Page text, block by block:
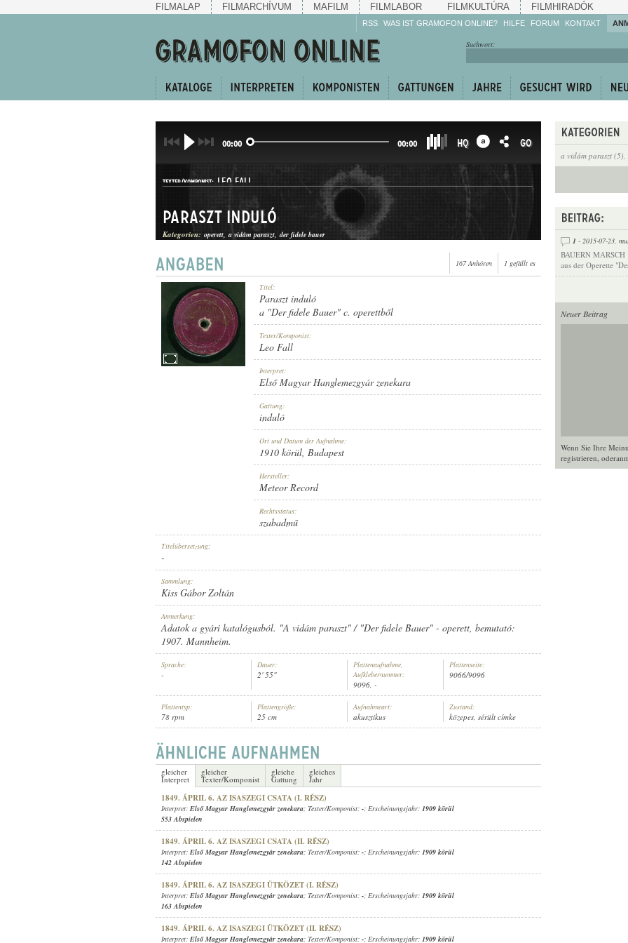
FILMALAP FILMARCHÍVUM MAFILM FILMLABOR FILMKULTÚRA FILMHIRADÓK
RSS WAS IST GRAMOFON ONLINE? HILFE
Machen Sie mit!
weiter!
FORUM KONTAKT
Suchwort:
a vidám paraszt (5),
1 - 2015-07-23,
BAUERN MARSCH
aus der Operette
Neuer Beitrag
Wenn Sie Ihre
registrieren, oder
00:00 00:00 HQ GO
INTERPRET: ELSŐ MAGYAR HANGLEMEZGYÁR ZENEKARA
TEXTER/KOMPONIST: LEO FALL
INDULÓ
1910 KÖRÜL
METEOR RECORD
9096
Paraszt induló
Kategorien: operett a vidám paraszt der fidele bauer
167 Anhören 1 gefällt es
Titel:
Paraszt induló
a "Der fidele Bauer" c. operettből
Texter/Komponist:
Leo Fall
Interpret:
Első Magyar Hanglemezgyár zenekara
Gattung:
induló
Ort und Datum der Aufnahme:
1910 körül, Budapest
Hersteller:
Meteor Record
Rechtsstatus:
szabadmű
Titelübersetzung:
-
Sammlung:
Kiss Gábor Zoltán
Anmerkung:
Adatok a gyári katalógusból. "A vidám paraszt" / "Der fidele Bauer" - operett, bemutató:
1907. Mannheim.
Sprache:
-
Dauer:
2' 55"
Plattenaufnahme,
Aufklebernummer:
9096, -
Plattenseite:
9066/9096
Plattentyp:
78 rpm
Plattengröße:
25 cm
Aufnahmeart:
akusztikus
Zustand:
közepes, sérült címke
gleicher
Interpret
gleicher
Texter/Komponist
gleiche
Gattung
gleiches
Jahr
1849. ÁPRIL 6. AZ ISASZEGI CSATA (I. RÉSZ)
Interpret: Első Magyar Hanglemezgyár zenekara; Texter/Komponist: -; Erscheinungsjahr: 1909 körül
553 Abspielen
1849. ÁPRIL 6. AZ ISASZEGI CSATA (II. RÉSZ)
Interpret: Első Magyar Hanglemezgyár zenekara; Texter/Komponist: -; Erscheinungsjahr: 1909 körül
142 Abspielen
1849. ÁPRIL 6. AZ ISASZEGI ÜTKÖZET (I. RÉSZ)
Interpret: Első Magyar Hanglemezgyár zenekara; Texter/Komponist: -; Erscheinungsjahr: 1909 körül
163 Abspielen
1849. ÁPRIL 6. AZ ISASZEGI ÜTKÖZET (II. RÉSZ)
Interpret: Első Magyar Hanglemezgyár zenekara; Texter/Komponist: -; Erscheinungsjahr: 1909 körül